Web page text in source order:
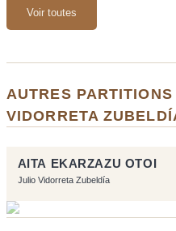
Voir toutes
AUTRES
VIDORRETA
AITA EKARZAZU OTOI
Julio Vidorreta Zubeldía